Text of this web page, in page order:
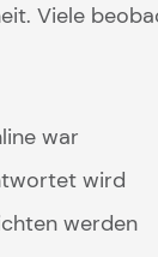
Viele
war
wird
werden